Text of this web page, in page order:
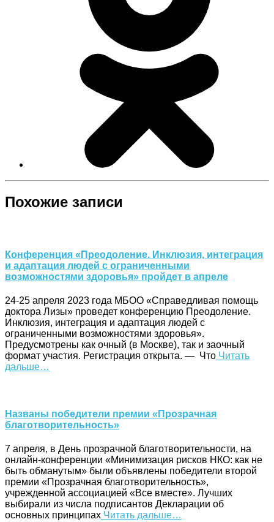
Похожие записи
Конференция «Преодоление. Инклюзия, интеграция
и адаптация людей с ограниченными
возможностями здоровья» пройдет в апреле
24-25 апреля 2023 года МБОО «Справедливая помощь
доктора Лизы» проведет конференцию Преодоление.
Инклюзия, интеграция и адаптация людей с
ограниченными возможностями здоровья».
Предусмотрены как очный (в Москве), так и заочный
формат участия. Регистрация открыта. — Что Читать
дальше…
Названы победители премии «Прозрачная
благотворительность»
7 апреля, в День прозрачной благотворительности, на
онлайн-конференции «Минимизация рисков НКО: как не
быть обманутым» были объявлены победители второй
премии «Прозрачная благотворительность»,
учрежденной ассоциацией «Все вместе». Лучших
выбирали из числа подписантов Декларации об
основных принципах Читать дальше…